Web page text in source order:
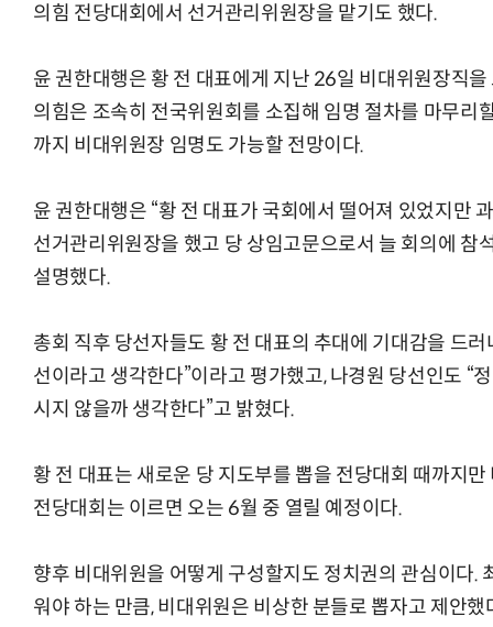
의힘 전당대회에서 선거관리위원장을 맡기도 했다.
윤 권한대행은 황 전 대표에게 지난 26일 비대위원장직
의힘은 조속히 전국위원회를 소집해 임명 절차를 마무리
까지 비대위원장 임명도 가능할 전망이다.
윤 권한대행은 “황 전 대표가 국회에서 떨어져 있었지만
선거관리위원장을 했고 당 상임고문으로서 늘 회의에 참
설명했다.
총회 직후 당선자들도 황 전 대표의 추대에 기대감을 드
선이라고 생각한다”이라고 평가했고, 나경원 당선인도 “
시지 않을까 생각한다”고 밝혔다.
황 전 대표는 새로운 당 지도부를 뽑을 전당대회 때까지
전당대회는 이르면 오는 6월 중 열릴 예정이다.
향후 비대위원을 어떻게 구성할지도 정치권의 관심이다.
워야 하는 만큼, 비대위원은 비상한 분들로 뽑자고 제안